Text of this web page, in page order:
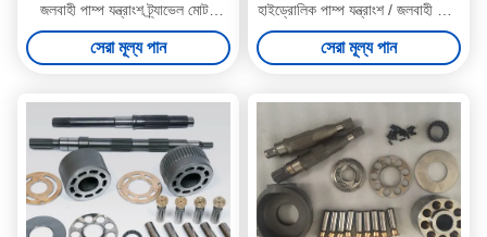
জলবাহী পাম্প যন্ত্রাংশ ট্র্যাভেল মোটর
প্রতিস্থাপন
সেরা মূল্য পান
হাইড্রোলিক পাম্প যন্ত্রাংশ / জলবাহী পাম্প
মোটর মেরামত
সেরা মূল্য পান